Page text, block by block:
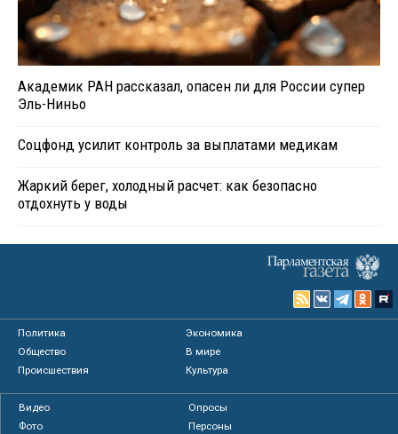
Академик РАН рассказал, опасен ли для России супер
Эль-Ниньо
Соцфонд усилит контроль за выплатами медикам
Жаркий берег, холодный расчет: как безопасно
отдохнуть у воды
Политика
Экономика
Общество
В мире
Происшествия
Культура
Видео
Опросы
Фото
Персоны